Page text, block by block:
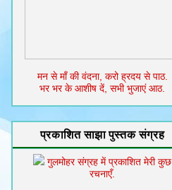
मन से माँ की वंदना, करो ह्रदय से पाठ.
भर भर के आशीष दें, सभी भुजाएं आठ.
प्रकाशित साझा पुस्तक संग्रह
गुलमोहर संग्रह में प्रकाशित मेरी कुछ
रचनाएँ.